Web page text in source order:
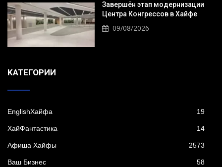
Завершён этап модернизации
Центра Конгрессов в Хайфе
09/08/2026
KАТЕГОРИИ
EnglishХайфа 19
XайФантастика 14
Афиша Хайфы 2573
Ваш Бизнес 58